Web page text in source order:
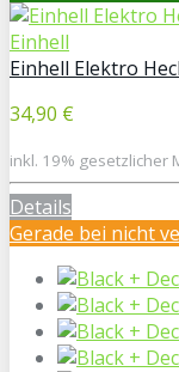
Einhell
Einhell Elektro
34,90 €
inkl. 19% gesetzlicher
Details
Gerade bei nicht